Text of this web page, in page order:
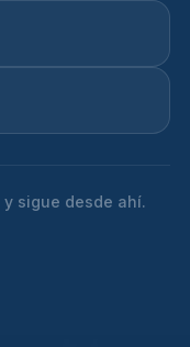
y sigue desde ahí.